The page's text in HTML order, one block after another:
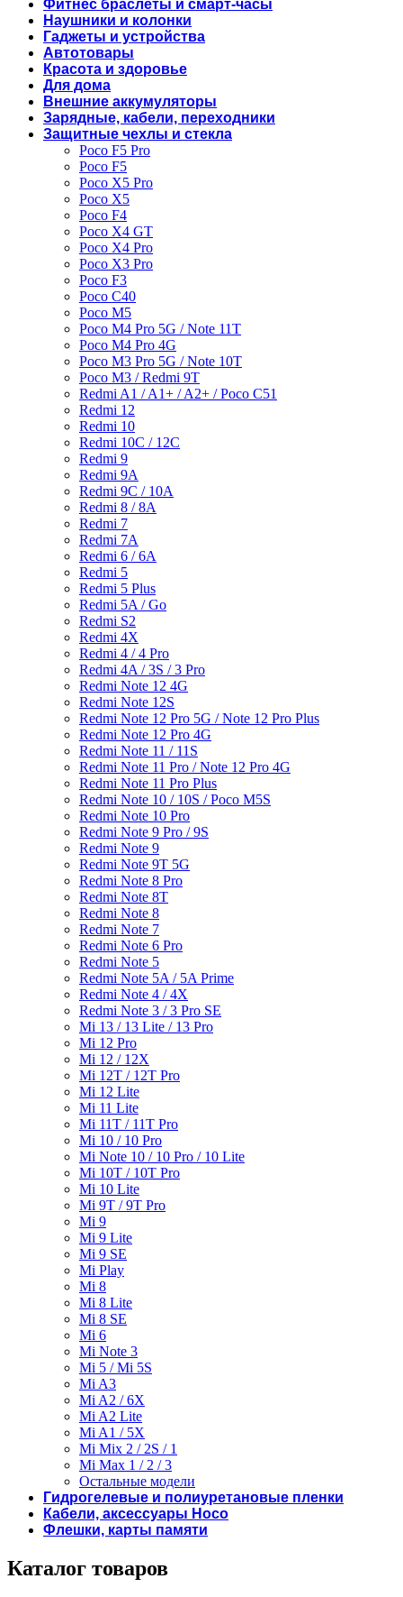
Фитнес браслеты и смарт-часы
Наушники и колонки
Гаджеты и устройства
Автотовары
Красота и здоровье
Для дома
Внешние аккумуляторы
Зарядные, кабели, переходники
Защитные чехлы и стекла
Poco F5 Pro
Poco F5
Poco X5 Pro
Poco X5
Poco F4
Poco X4 GT
Poco X4 Pro
Poco X3 Pro
Poco F3
Poco C40
Poco M5
Poco M4 Pro 5G / Note 11T
Poco M4 Pro 4G
Poco M3 Pro 5G / Note 10T
Poco M3 / Redmi 9T
Redmi A1 / A1+ / A2+ / Poco C51
Redmi 12
Redmi 10
Redmi 10C / 12C
Redmi 9
Redmi 9A
Redmi 9C / 10A
Redmi 8 / 8A
Redmi 7
Redmi 7A
Redmi 6 / 6A
Redmi 5
Redmi 5 Plus
Redmi 5A / Go
Redmi S2
Redmi 4X
Redmi 4 / 4 Pro
Redmi 4A / 3S / 3 Pro
Redmi Note 12 4G
Redmi Note 12S
Redmi Note 12 Pro 5G / Note 12 Pro Plus
Redmi Note 12 Pro 4G
Redmi Note 11 / 11S
Redmi Note 11 Pro / Note 12 Pro 4G
Redmi Note 11 Pro Plus
Redmi Note 10 / 10S / Poco M5S
Redmi Note 10 Pro
Redmi Note 9 Pro / 9S
Redmi Note 9
Redmi Note 9T 5G
Redmi Note 8 Pro
Redmi Note 8T
Redmi Note 8
Redmi Note 7
Redmi Note 6 Pro
Redmi Note 5
Redmi Note 5A / 5A Prime
Redmi Note 4 / 4X
Redmi Note 3 / 3 Pro SE
Mi 13 / 13 Lite / 13 Pro
Mi 12 Pro
Mi 12 / 12X
Mi 12T / 12T Pro
Mi 12 Lite
Mi 11 Lite
Mi 11T / 11T Pro
Mi 10 / 10 Pro
Mi Note 10 / 10 Pro / 10 Lite
Mi 10T / 10T Pro
Mi 10 Lite
Mi 9T / 9T Pro
Mi 9
Mi 9 Lite
Mi 9 SE
Mi Play
Mi 8
Mi 8 Lite
Mi 8 SE
Mi 6
Mi Note 3
Mi 5 / Mi 5S
Mi A3
Mi A2 / 6X
Mi A2 Lite
Mi A1 / 5X
Mi Mix 2 / 2S / 1
Mi Max 1 / 2 / 3
Остальные модели
Гидрогелевые и полиуретановые пленки
Кабели, аксессуары Hoco
Флешки, карты памяти
Каталог товаров